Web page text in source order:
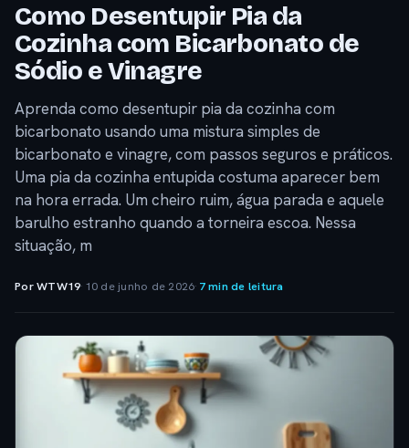
Como Desentupir Pia da
Cozinha com Bicarbonato de
Sódio e Vinagre
Aprenda como desentupir pia da cozinha com
bicarbonato usando uma mistura simples de
bicarbonato e vinagre, com passos seguros e práticos.
Uma pia da cozinha entupida costuma aparecer bem
na hora errada. Um cheiro ruim, água parada e aquele
barulho estranho quando a torneira escoa. Nessa
situação, m
Por WTW19· 10 de junho de 2026· 7 min de leitura